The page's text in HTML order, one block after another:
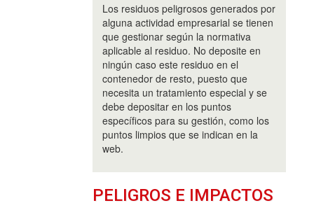
Los residuos peligrosos generados por
alguna actividad empresarial se tienen
que gestionar según la normativa
aplicable al residuo. No deposite en
ningún caso este residuo en el
contenedor de resto, puesto que
necesita un tratamiento especial y se
debe depositar en los puntos
específicos para su gestión, como los
puntos limpios que se indican en la
web.
PELIGROS E IMPACTOS